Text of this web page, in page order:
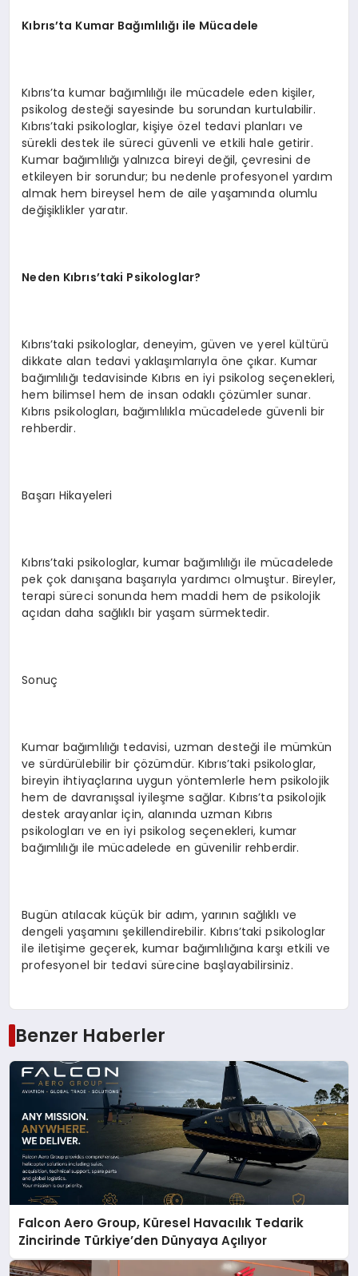
Kıbrıs’ta Kumar Bağımlılığı ile Mücadele
Kıbrıs’ta kumar bağımlılığı ile mücadele eden kişiler,
psikolog desteği sayesinde bu sorundan kurtulabilir.
Kıbrıs’taki psikologlar, kişiye özel tedavi planları ve
sürekli destek ile süreci güvenli ve etkili hale getirir.
Kumar bağımlılığı yalnızca bireyi değil, çevresini de
etkileyen bir sorundur; bu nedenle profesyonel yardım
almak hem bireysel hem de aile yaşamında olumlu
değişiklikler yaratır.
Neden Kıbrıs’taki Psikologlar?
Kıbrıs’taki psikologlar, deneyim, güven ve yerel kültürü
dikkate alan tedavi yaklaşımlarıyla öne çıkar. Kumar
bağımlılığı tedavisinde Kıbrıs en iyi psikolog seçenekleri,
hem bilimsel hem de insan odaklı çözümler sunar.
Kıbrıs psikologları, bağımlılıkla mücadelede güvenli bir
rehberdir.
Başarı Hikayeleri
Kıbrıs’taki psikologlar, kumar bağımlılığı ile mücadelede
pek çok danışana başarıyla yardımcı olmuştur. Bireyler,
terapi süreci sonunda hem maddi hem de psikolojik
açıdan daha sağlıklı bir yaşam sürmektedir.
Sonuç
Kumar bağımlılığı tedavisi, uzman desteği ile mümkün
ve sürdürülebilir bir çözümdür. Kıbrıs’taki psikologlar,
bireyin ihtiyaçlarına uygun yöntemlerle hem psikolojik
hem de davranışsal iyileşme sağlar. Kıbrıs’ta psikolojik
destek arayanlar için, alanında uzman Kıbrıs
psikologları ve en iyi psikolog seçenekleri, kumar
bağımlılığı ile mücadelede en güvenilir rehberdir.
Bugün atılacak küçük bir adım, yarının sağlıklı ve
dengeli yaşamını şekillendirebilir. Kıbrıs’taki psikologlar
ile iletişime geçerek, kumar bağımlılığına karşı etkili ve
profesyonel bir tedavi sürecine başlayabilirsiniz.
Benzer Haberler
Falcon Aero Group, Küresel Havacılık Tedarik
Zincirinde Türkiye’den Dünyaya Açılıyor